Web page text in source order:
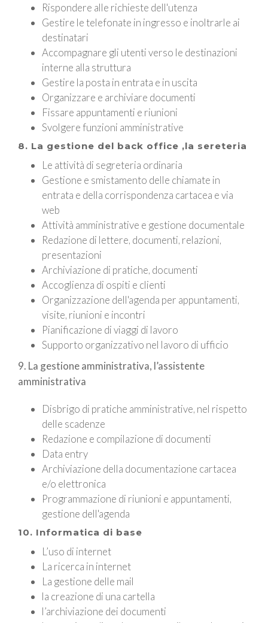
Rispondere alle richieste dell'utenza
Gestire le telefonate in ingresso e inoltrarle ai
destinatari
Accompagnare gli utenti verso le destinazioni
interne alla struttura
Gestire la posta in entrata e in uscita
Organizzare e archiviare documenti
Fissare appuntamenti e riunioni
Svolgere funzioni amministrative
8. La gestione del back office ,la sereteria
Le attività di segreteria ordinaria
Gestione e smistamento delle chiamate in
entrata e della corrispondenza cartacea e via
web
Attività amministrative e gestione documentale
Redazione di lettere, documenti, relazioni,
presentazioni
Archiviazione di pratiche, documenti
Accoglienza di ospiti e clienti
Organizzazione dell'agenda per appuntamenti,
visite, riunioni e incontri
Pianificazione di viaggi di lavoro
Supporto organizzativo nel lavoro di ufficio
9. La gestione amministrativa, l’assistente
amministrativa
Disbrigo di pratiche amministrative, nel rispetto
delle scadenze
Redazione e compilazione di documenti
Data entry
Archiviazione della documentazione cartacea
e/o elettronica
Programmazione di riunioni e appuntamenti,
gestione dell'agenda
10. Informatica di base
L’uso di internet
La ricerca in internet
La gestione delle mail
la creazione di una cartella
l’archiviazione dei documenti